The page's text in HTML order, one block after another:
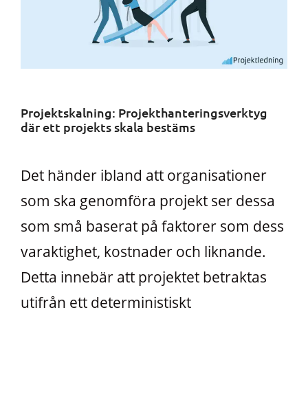
Projektskalning: Projekthanteringsverktyg
där ett projekts skala bestäms
Det händer ibland att organisationer
som ska genomföra projekt ser dessa
som små baserat på faktorer som dess
varaktighet, kostnader och liknande.
Detta innebär att projektet betraktas
utifrån ett deterministiskt